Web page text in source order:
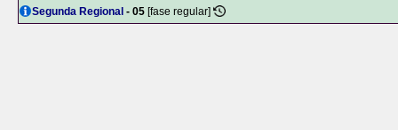
Segunda Regional - 05 [fase regular]